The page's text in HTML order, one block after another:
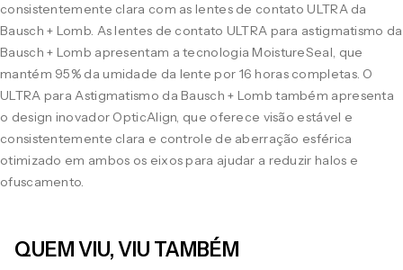
consistentemente clara com as lentes de contato ULTRA da
Bausch + Lomb. As lentes de contato ULTRA para astigmatismo da
Bausch + Lomb apresentam a tecnologia MoistureSeal, que
mantém 95% da umidade da lente por 16 horas completas. O
ULTRA para Astigmatismo da Bausch + Lomb também apresenta
o design inovador OpticAlign, que oferece visão estável e
consistentemente clara e controle de aberração esférica
otimizado em ambos os eixos para ajudar a reduzir halos e
ofuscamento.
QUEM VIU, VIU TAMBÉM